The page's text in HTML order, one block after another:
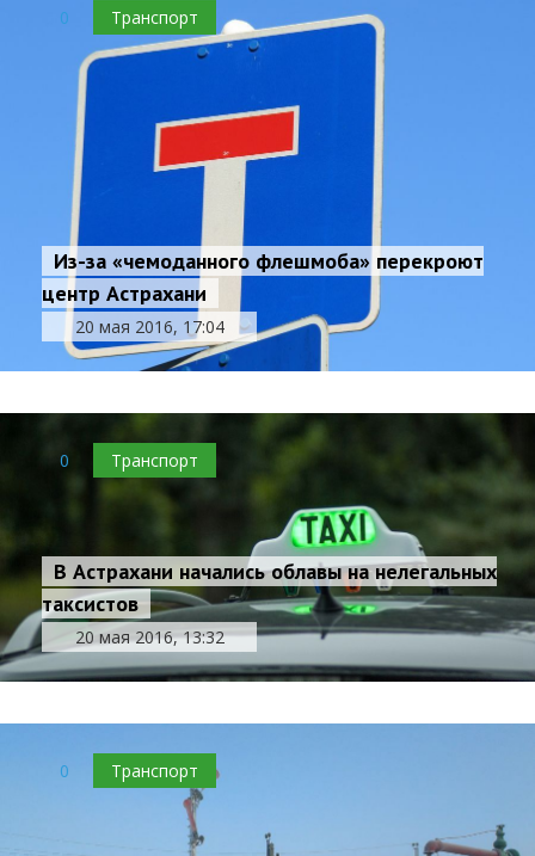
0 Транспорт
Из-за «чемоданного флешмоба» перекроют
центр Астрахани
20 мая 2016, 17:04
0 Транспорт
В Астрахани начались облавы на нелегальных
таксистов
20 мая 2016, 13:32
0 Транспорт